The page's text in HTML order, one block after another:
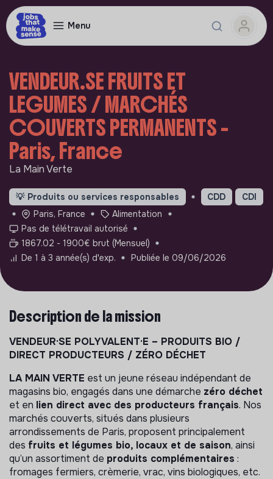
Menu
VENDEUR.SE FRUITS ET
LEGUMES / MARCHÉS
COUVERTS PERMANENTS -
Paris, France
La Main Verte
💡 Produits ou services responsables CDD
CDI
Paris, France
Alimentation
Pas de télétravail autorisé
1867.02 - 1900€ brut (Mensuel)
De 1 à 3 année(s) d'exp.
Publiée le 09/06/2026
Description de la mission
VENDEUR·SE POLYVALENT·E – PRODUITS BIO /
DIRECT PRODUCTEURS / ZÉRO DÉCHET
LA MAIN VERTE est un jeune réseau indépendant de
magasins bio, engagés dans une démarche zéro déchet
et en lien direct avec des producteurs français. Nos
marchés couverts, situés dans plusieurs
arrondissements de Paris, proposent principalement
des fruits et légumes bio, locaux et de saison, ainsi
qu’un assortiment de produits complémentaires :
fromages fermiers, crèmerie, vrac, vins biologiques, etc.